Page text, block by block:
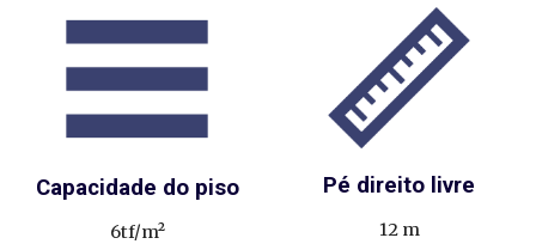
Capacidade do piso
6tf/m²
Pé direito livre
12m